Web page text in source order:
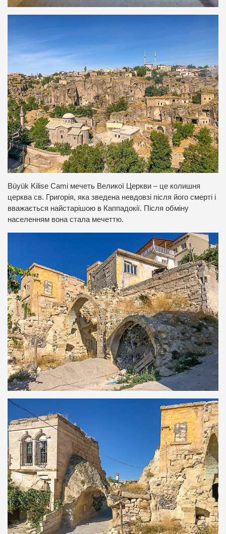
Büyük Kilise Cami мечеть Великої Церкви – це колишня
церква св. Григорія, яка зведена невдовзі після його смерті і
вважається найстарішою в Каппадокії. Після обміну
населенням вона стала мечеттю.